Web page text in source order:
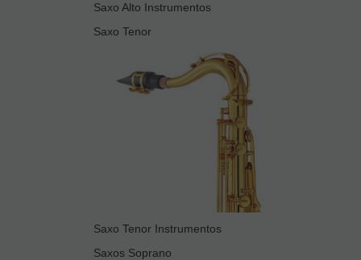
Saxo Alto Instrumentos
Saxo Tenor
Saxo Tenor Instrumentos
Saxos Soprano